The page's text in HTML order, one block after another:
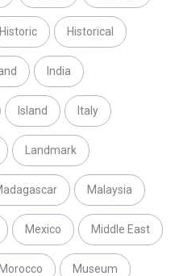
Historic Historical
India
Island Italy
Landmark
Malaysia
Mexico Middle East
Morocco Museum